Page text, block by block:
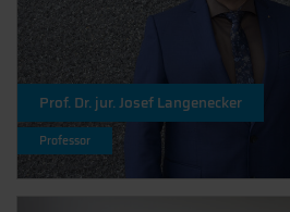
Prof. Dr. jur. Josef Langenecker
Professor